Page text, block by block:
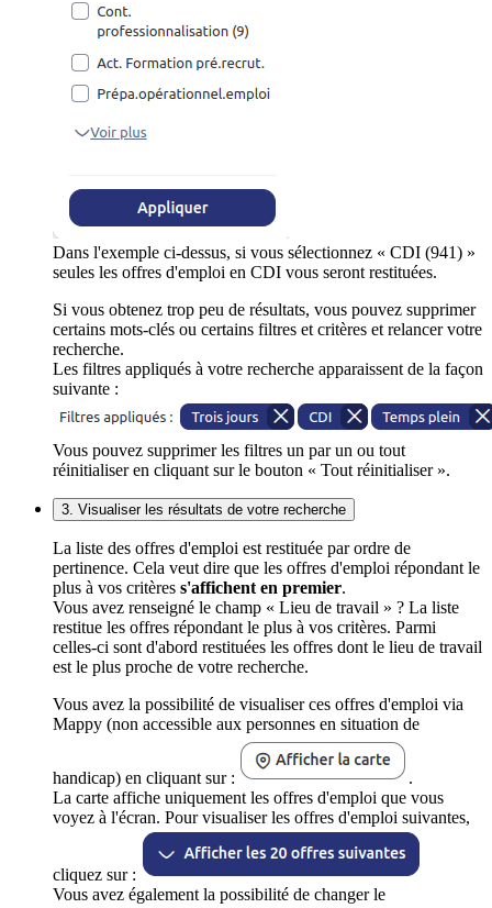
Dans l'exemple ci-dessus, si vous sélectionnez « CDI (941) »
seules les offres d'emploi en CDI vous seront restituées.
Si vous obtenez trop peu de résultats, vous pouvez supprimer
certains mots-clés ou certains filtres et critères et relancer votre
recherche.
Les filtres appliqués à votre recherche apparaissent de la façon
suivante :
Vous pouvez supprimer les filtres un par un ou tout
réinitialiser en cliquant sur le bouton « Tout réinitialiser ».
3. Visualiser les résultats de votre recherche
La liste des offres d'emploi est restituée par ordre de
pertinence. Cela veut dire que les offres d'emploi répondant le
plus à vos critères s'affichent en premier.
Vous avez renseigné le champ « Lieu de travail » ? La liste
restitue les offres répondant le plus à vos critères. Parmi
celles-ci sont d'abord restituées les offres dont le lieu de travail
est le plus proche de votre recherche.
Vous avez la possibilité de visualiser ces offres d'emploi via
Mappy (non accessible aux personnes en situation de
handicap) en cliquant sur :
.
La carte affiche uniquement les offres d'emploi que vous
voyez à l'écran. Pour visualiser les offres d'emploi suivantes,
cliquez sur :
Vous avez également la possibilité de changer le